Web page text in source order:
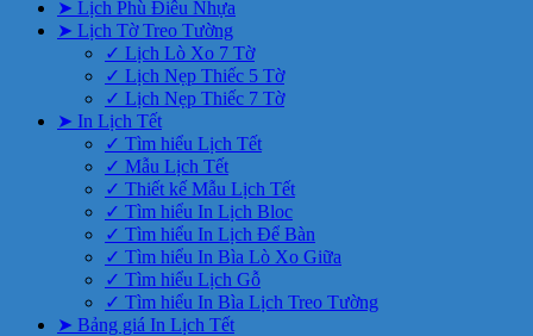
➤ Lịch Phù Điêu Nhựa
➤ Lịch Tờ Treo Tường
✓ Lịch Lò Xo 7 Tờ
✓ Lịch Nẹp Thiếc 5 Tờ
✓ Lịch Nẹp Thiếc 7 Tờ
➤ In Lịch Tết
✓ Tìm hiểu Lịch Tết
✓ Mẫu Lịch Tết
✓ Thiết kế Mẫu Lịch Tết
✓ Tìm hiểu In Lịch Bloc
✓ Tìm hiểu In Lịch Để Bàn
✓ Tìm hiểu In Bìa Lò Xo Giữa
✓ Tìm hiểu Lịch Gỗ
✓ Tìm hiểu In Bìa Lịch Treo Tường
➤ Bảng giá In Lịch Tết